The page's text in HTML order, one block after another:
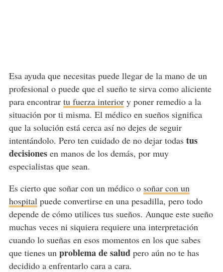
Esa ayuda que necesitas puede llegar de la mano de un
profesional o puede que el sueño te sirva como aliciente
para encontrar tu fuerza interiory poner remedio a la
situación por ti misma. El médico en sueños significa
que la solución está cerca así no dejes de seguir
intentándolo. Pero ten cuidado de no dejar todas tus
decisionesen manos de los demás, por muy
especialistas que sean.
Es cierto que soñar con un médico o soñar con un
hospital puede convertirse en una pesadilla, pero todo
depende de cómo utilices tus sueños. Aunque este sueño
muchas veces ni siquiera requiere una interpretación
cuando lo sueñas en esos momentos en los que sabes
que tienes unproblema de salud pero aún no te has
decidido a enfrentarlo cara a cara.